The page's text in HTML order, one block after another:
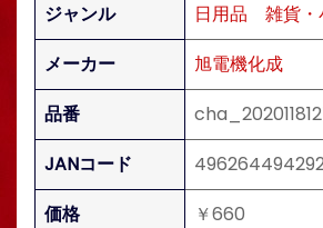
ジャンル
日用品
雑貨・
メーカー
旭電機化成
品番
JANコード
価格
￥660